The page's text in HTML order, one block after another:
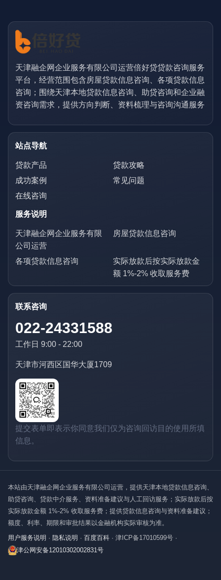
天津融企网企业服务有限公司运营倍好贷贷款咨询服务
平台，经营范围包含房屋贷款信息咨询、各项贷款信息
咨询；围绕天津本地贷款信息咨询、助贷咨询和企业融
资咨询需求，提供方向判断、资料梳理与咨询沟通服务
站点导航
贷款产品
贷款攻略
成功案例
常见问题
在线咨询
服务说明
天津融企网企业服务有限
公司运营
房屋贷款信息咨询
各项贷款信息咨询
实际放款后按实际放款金
额 1%-2% 收取服务费
联系咨询
022-24331588
工作日 9:00 - 22:00
天津市河西区国华大厦1709
提交表单即表示你同意我们仅为咨询回访目的使用所填
信息。
本站由天津融企网企业服务有限公司运营，提供天津本地贷款信息咨询、
助贷咨询、贷款中介服务、资料准备建议与人工回访服务；实际放款后按
实际放款金额 1%-2% 收取服务费；提供贷款信息咨询与资料准备建议；
额度、利率、期限和审批结果以金融机构实际审核为准。
用户服务说明 · 隐私说明 · 百度百科 · 津ICP备17010599号 ·
津公网安备12010302002831号